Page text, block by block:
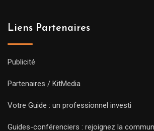
Liens Partenaires
Publicité
Partenaires / KitMedia
Votre Guide : un professionnel investi
Guides-conférenciers : rejoignez la